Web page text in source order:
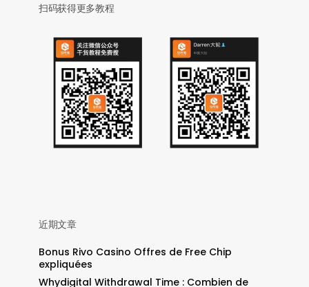
扫码获得更多教程
近期文章
Bonus Rivo Casino Offres de Free Chip
expliquées
Whydigital Withdrawal Time : Combien de